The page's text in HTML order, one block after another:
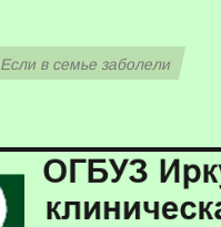
Если в семье заболели